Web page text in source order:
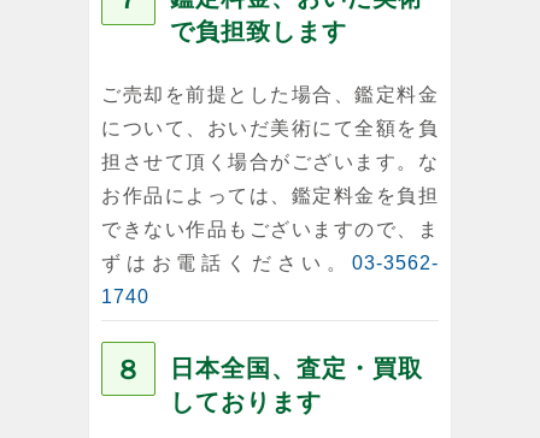
で負担致します
ご売却を前提とした場合、鑑定料金
について、おいだ美術にて全額を負
担させて頂く場合がございます。な
お作品によっては、鑑定料金を負担
できない作品もございますので、ま
ずはお電話ください。 03-3562-
1740
８
日本全国、査定・買取
しております